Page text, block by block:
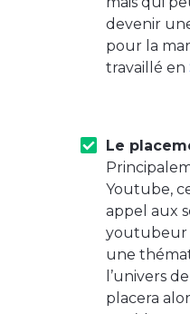
devenir
pour la
travaillé en
Le
Youtube,
appel aux
youtubeur
une
l’univers
placera